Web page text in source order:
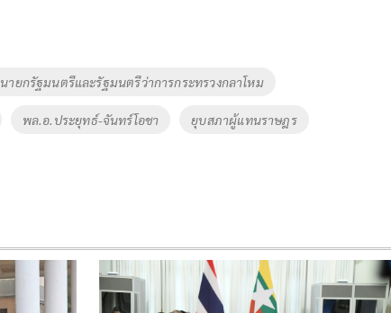
นายกรัฐมนตรีและรัฐมนตรีว่าการกระทรวงกลาโหม
พล.อ.ประยุทธ์-จันทร์โอชา ยุบสภาผู้แทนราษฎร